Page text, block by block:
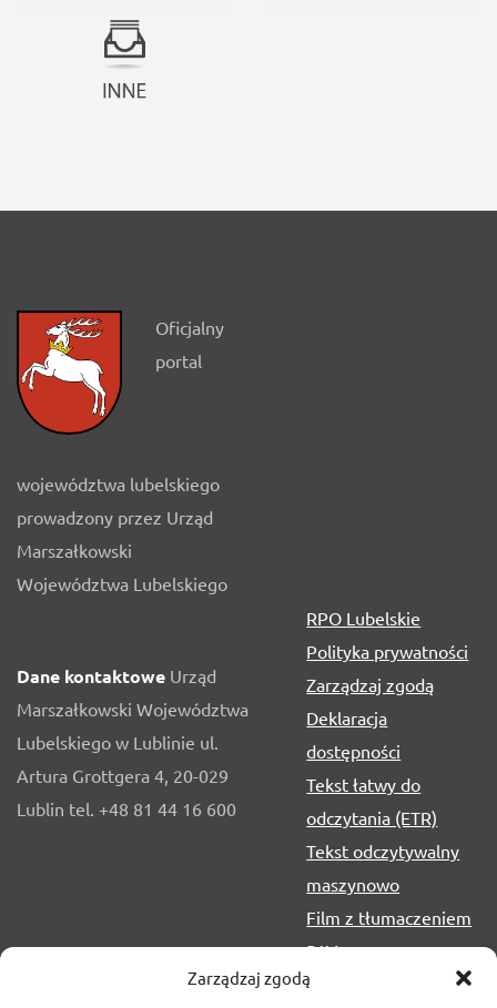
Zarządzaj zgodą
Oficjalny
portal
województwa lubelskiego
prowadzony przez Urząd
Marszałkowski
Województwa Lubelskiego
Dane kontaktowe Urząd
Marszałkowski Województwa
Lubelskiego w Lublinie ul.
Artura Grottgera 4, 20-029
Lublin tel. +48 81 44 16 600
RPO Lubelskie
Polityka prywatności
Zarządzaj zgodą
Deklaracja
dostępności
Tekst łatwy do
odczytania (ETR)
Tekst odczytywalny
maszynowo
Film z tłumaczeniem
PJM